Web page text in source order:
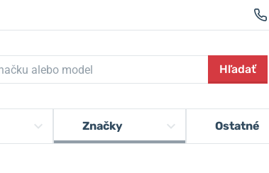
Hľadať
Značky Ostatné